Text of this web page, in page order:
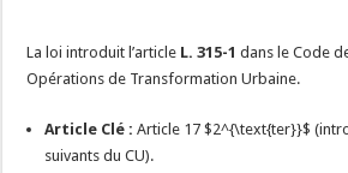
La loi introduit l’article L. 315-1 dans le Code
Opérations de Transformation Urbaine.
Article Clé : Article 17$2^{\text{ter}}$
suivants du CU).